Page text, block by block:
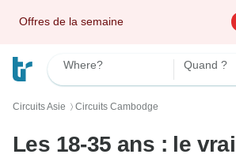
Offres de la semaine
Where? Quand ?
Circuits Asie 〉 Circuits Cambodge
Les 18-35 ans : le vrai